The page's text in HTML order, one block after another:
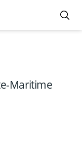
Maritime